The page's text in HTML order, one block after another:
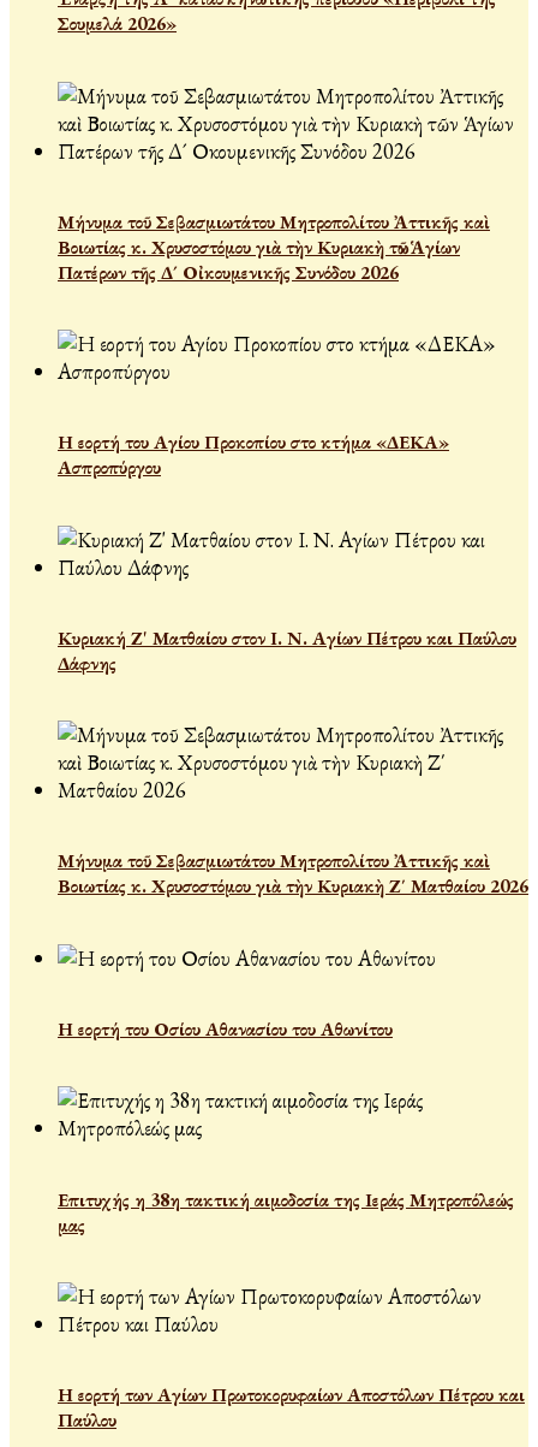
Σουμελά 2026»
Μήνυμα τοῦ Σεβασμιωτάτου Μητροπολίτου Ἀττικῆς καὶ
Βοιωτίας κ. Χρυσοστόμου γιὰ τὴν Κυριακὴ τῶν Ἁγίων
Πατέρων τῆς Δ´ Οἰκουμενικῆς Συνόδου 2026
Η εορτή του Αγίου Προκοπίου στο κτήμα «ΔΕΚΑ»
Ασπροπύργου
Κυριακή Ζ' Ματθαίου στον Ι. Ν. Αγίων Πέτρου και Παύλου
Δάφνης
Μήνυμα τοῦ Σεβασμιωτάτου Μητροπολίτου Ἀττικῆς καὶ
Βοιωτίας κ. Χρυσοστόμου γιὰ τὴν Κυριακὴ Ζ΄ Ματθαίου 2026
Η εορτή του Οσίου Αθανασίου του Αθωνίτου
Επιτυχής η 38η τακτική αιμοδοσία της Ιεράς Μητροπόλεώς
μας
Η εορτή των Αγίων Πρωτοκορυφαίων Αποστόλων Πέτρου και
Παύλου